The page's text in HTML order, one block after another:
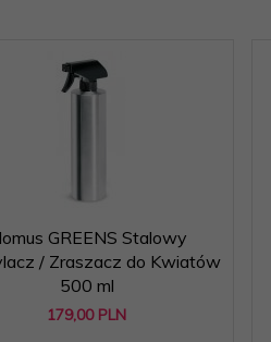
GREENS Stalowy
/ Zraszacz do Kwiatów
500 ml
179,00 PLN